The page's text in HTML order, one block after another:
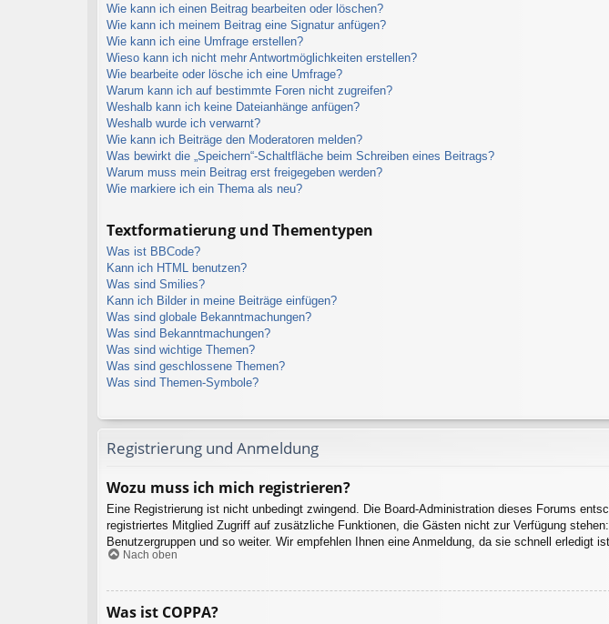
Wie kann ich einen Beitrag bearbeiten oder löschen?
Wie kann ich meinem Beitrag eine Signatur anfügen?
Wie kann ich eine Umfrage erstellen?
Wieso kann ich nicht mehr Antwortmöglichkeiten erstellen?
Wie bearbeite oder lösche ich eine Umfrage?
Warum kann ich auf bestimmte Foren nicht zugreifen?
Weshalb kann ich keine Dateianhänge anfügen?
Weshalb wurde ich verwarnt?
Wie kann ich Beiträge den Moderatoren melden?
Was bewirkt die „Speichern“-Schaltfläche beim Schreiben eines Beitrags?
Warum muss mein Beitrag erst freigegeben werden?
Wie markiere ich ein Thema als neu?
Textformatierung und Thementypen
Was ist BBCode?
Kann ich HTML benutzen?
Was sind Smilies?
Kann ich Bilder in meine Beiträge einfügen?
Was sind globale Bekanntmachungen?
Was sind Bekanntmachungen?
Was sind wichtige Themen?
Was sind geschlossene Themen?
Was sind Themen-Symbole?
Registrierung und Anmeldung
Wozu muss ich mich registrieren?
Eine Registrierung ist nicht unbedingt zwingend. Die Board-Administration dieses Forums
registriertes Mitglied Zugriff auf zusätzliche Funktionen, die Gästen nicht zur Verfügung
Benutzergruppen und so weiter. Wir empfehlen Ihnen eine Anmeldung, da sie schnell erledigt
Nach oben
Was ist COPPA?